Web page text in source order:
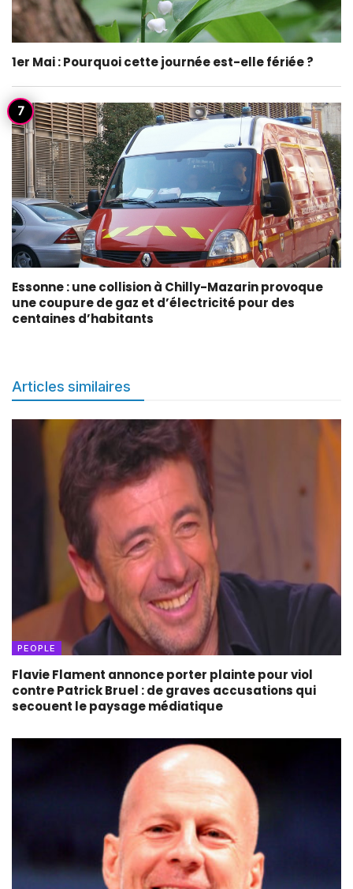
1er Mai : Pourquoi cette journée est-elle fériée ?
Essonne : une collision à Chilly-Mazarin provoque
une coupure de gaz et d’électricité pour des
centaines d’habitants
Articles similaires
PEOPLE
Flavie Flament annonce porter plainte pour viol
contre Patrick Bruel : de graves accusations qui
secouent le paysage médiatique